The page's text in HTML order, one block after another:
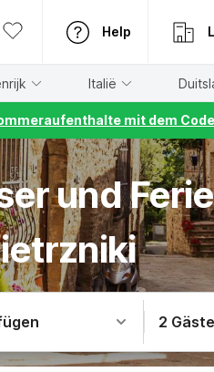
Help
Italië
mit dem Code
und
2 Gäste